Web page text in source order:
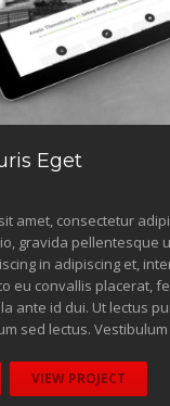
Eget
amet, consectetur
gravida pellentesque
in adipiscing et,
eu convallis placerat,
ante id dui. Ut lectus
sed lectus.
VIEW PROJECT